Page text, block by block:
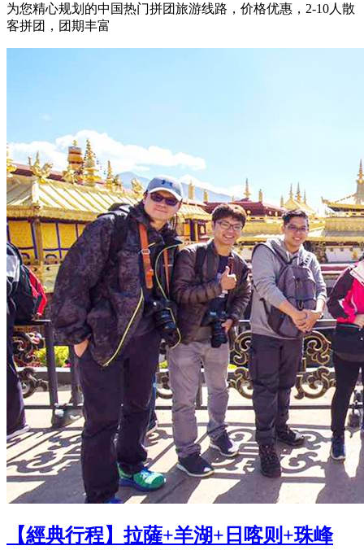
为您精心规划的中国热门拼团旅游线路，价格优惠，2-10人散
客拼团，团期丰富
【經典行程】拉薩+羊湖+日喀则+珠峰